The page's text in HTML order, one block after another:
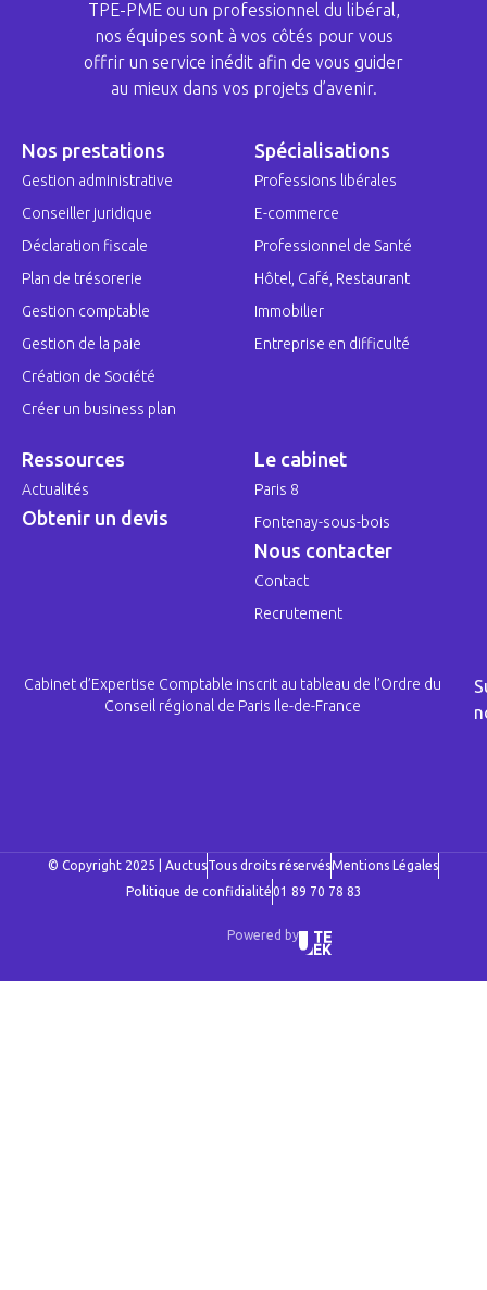
TPE-PME ou un professionnel du libéral,
nos équipes sont à vos côtés pour vous
offrir un service inédit afin de vous guider
au mieux dans vos projets d’avenir.
Nos prestations
Gestion administrative
Conseiller juridique
Déclaration fiscale
Plan de trésorerie
Gestion comptable
Gestion de la paie
Création de Société
Créer un business plan
Spécialisations
Professions libérales
E-commerce
Professionnel de Santé
Hôtel, Café, Restaurant
Immobilier
Entreprise en difficulté
Ressources
Actualités
Obtenir un devis
Le cabinet
Paris 8
Fontenay-sous-bois
Nous contacter
Contact
Recrutement
Cabinet d’Expertise Comptable inscrit au tableau de l’Ordre du
Conseil régional de Paris Ile-de-France
© Copyright 2025 | AuctusTous droits réservésMentions Légales
Politique de confidialité01 89 70 78 83
Powered by